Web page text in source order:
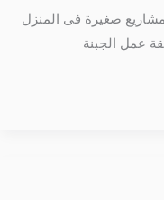
صغيرة فى المنزل
الجبنة